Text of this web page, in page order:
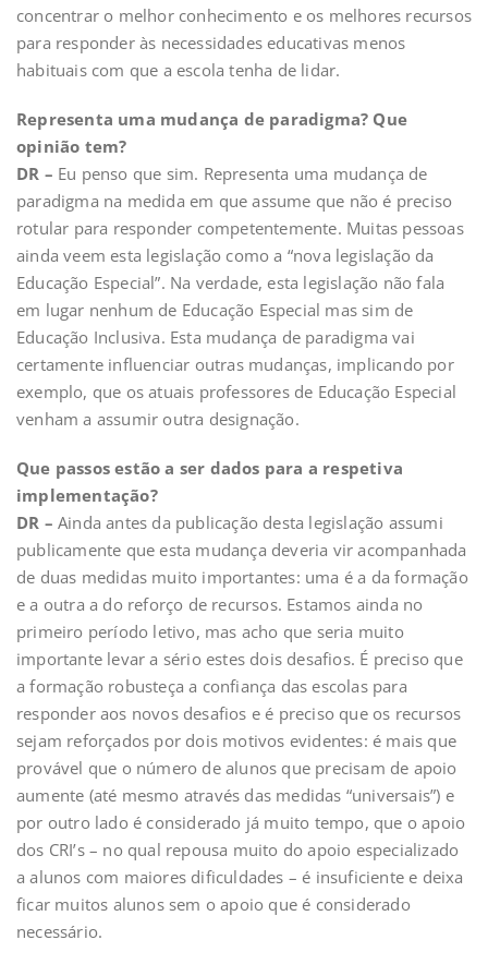
concentrar o melhor conhecimento e os melhores recursos
para responder às necessidades educativas menos
habituais com que a escola tenha de lidar.
Representa uma mudança de paradigma? Que
opinião tem?
DR – Eu penso que sim. Representa uma mudança de
paradigma na medida em que assume que não é preciso
rotular para responder competentemente. Muitas pessoas
ainda veem esta legislação como a “nova legislação da
Educação Especial”. Na verdade, esta legislação não fala
em lugar nenhum de Educação Especial mas sim de
Educação Inclusiva. Esta mudança de paradigma vai
certamente influenciar outras mudanças, implicando por
exemplo, que os atuais professores de Educação Especial
venham a assumir outra designação.
Que passos estão a ser dados para a respetiva
implementação?
DR – Ainda antes da publicação desta legislação assumi
publicamente que esta mudança deveria vir acompanhada
de duas medidas muito importantes: uma é a da formação
e a outra a do reforço de recursos. Estamos ainda no
primeiro período letivo, mas acho que seria muito
importante levar a sério estes dois desafios. É preciso que
a formação robusteça a confiança das escolas para
responder aos novos desafios e é preciso que os recursos
sejam reforçados por dois motivos evidentes: é mais que
provável que o número de alunos que precisam de apoio
aumente (até mesmo através das medidas “universais”) e
por outro lado é considerado já muito tempo, que o apoio
dos CRI’s – no qual repousa muito do apoio especializado
a alunos com maiores dificuldades – é insuficiente e deixa
ficar muitos alunos sem o apoio que é considerado
necessário.